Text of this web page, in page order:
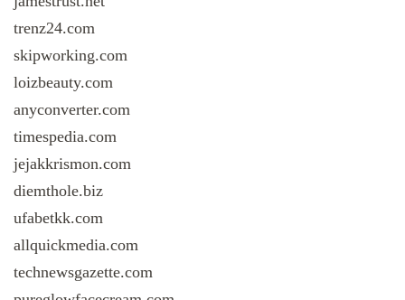
trenz24.com
skipworking.com
loizbeauty.com
anyconverter.com
timespedia.com
jejakkrismon.com
diemthole.biz
ufabetkk.com
allquickmedia.com
technewsgazette.com